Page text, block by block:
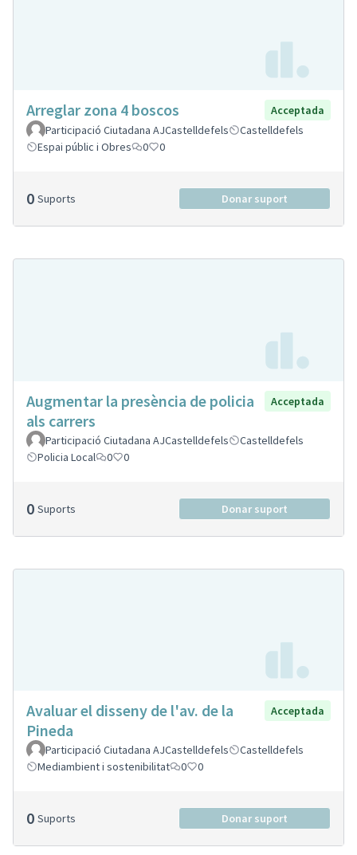
Arreglar zona 4 boscos
Acceptada
Participació Ciutadana AJCastelldefels
Castelldefels
Espai públic i Obres
0 0
0 Suports Donar suport
Augmentar la presència de policia
als carrers
Acceptada
Participació Ciutadana AJCastelldefels
Castelldefels
Policia Local
0 0
0 Suports Donar suport
Avaluar el disseny de l'av. de la
Pineda
Acceptada
Participació Ciutadana AJCastelldefels
Castelldefels
Mediambient i sostenibilitat
0 0
0 Suports Donar suport